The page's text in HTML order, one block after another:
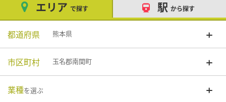
エリア で探す 駅 から探す
都道府県 熊本県
市区町村 玉名郡南関町
業種を選ぶ